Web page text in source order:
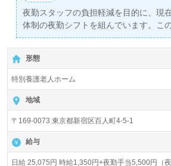
夜勤スタッフの負担軽減を目的に、現
体制の夜勤シフトを組んでいます。こ
くために、今回、夜勤専従のスタッフ
形態
特別養護老人ホーム
地域
〒169-0073 東京都新宿区百人町4-5-1
給与
日給 25,075円 時給1,350円+夜勤手当5,500円（